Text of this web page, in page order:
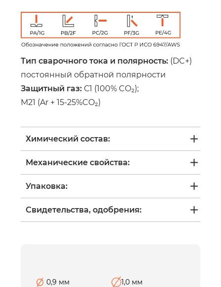
Тип сварочного тока и полярность: (DC+)
постоянный обратной полярности
Защитный газ: С1 (100% CO₂);
М21 (Ar + 15-25%CO₂)
Химический состав:
Механические свойства:
Упаковка:
Свидетельства, одобрения:
0,9 мм
1,0 мм